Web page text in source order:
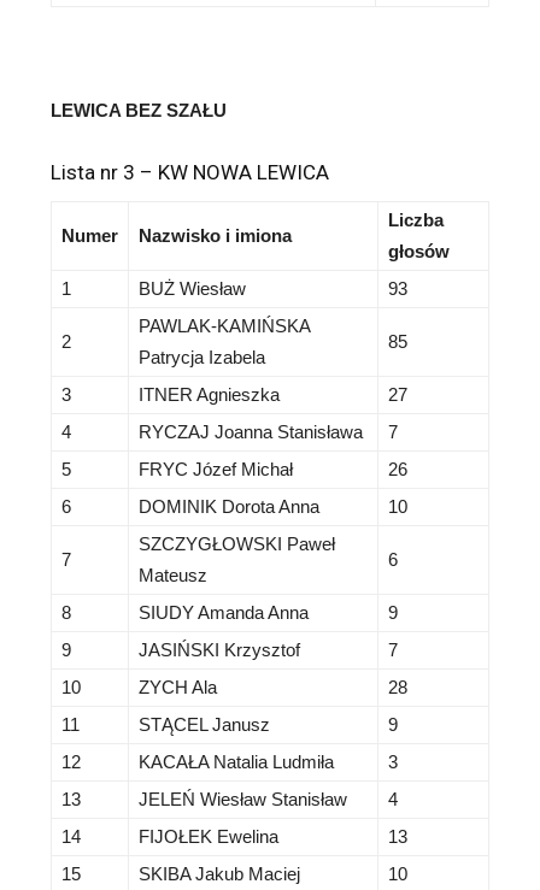
LEWICA BEZ SZAŁU
Lista nr 3 – KW NOWA LEWICA
Numer Nazwisko i imiona
Liczba
głosów
1
BUŻ Wiesław 93
2
PAWLAK-KAMIŃSKA
Patrycja Izabela
85
3 ITNER Agnieszka
27
4
RYCZAJ Joanna Stanisława
7
5
FRYC Józef Michał
26
6
DOMINIK Dorota Anna 10
7
SZCZYGŁOWSKI Paweł
Mateusz
6
8 SIUDY Amanda Anna
9
9
JASIŃSKI Krzysztof
7
10
ZYCH Ala
28
11
STĄCEL Janusz
9
12
KACAŁA Natalia Ludmiła
3
13
JELEŃ Wiesław Stanisław
4
14
FIJOŁEK Ewelina
13
15
SKIBA Jakub Maciej
10